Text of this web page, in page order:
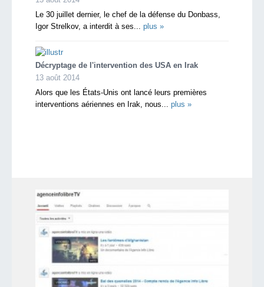
Le 30 juillet dernier, le chef de la défense du Donbass,
Igor Strelkov, а interdit à ses... plus »
Décryptage de l'intervention des USA en Irak
13 août 2014
Alors que les États-Unis ont lancé leurs premières
interventions aériennes en Irak, nous... plus »